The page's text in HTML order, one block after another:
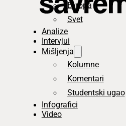
Evropa
Svet
Analize
Intervjui
Mišljenja
Kolumne
Komentari
Studentski ugao
Infografici
Video